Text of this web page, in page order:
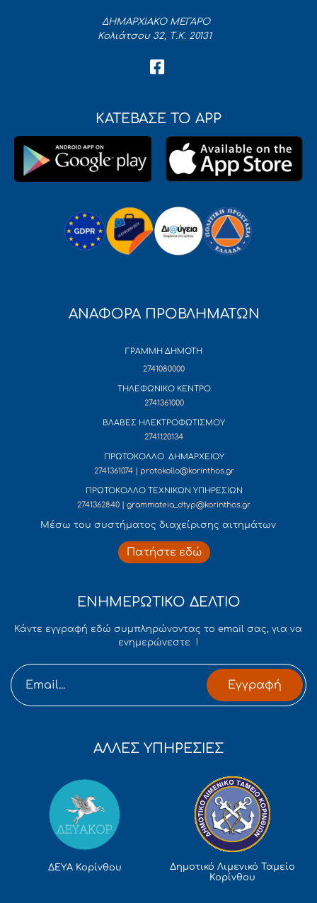
ΔΗΜΑΡΧΙΑΚΟ ΜΕΓΑΡΟ
Κολιάτσου 32, Τ.Κ. 20131
ΚΑΤΕΒΑΣΕ ΤΟ APP
ΑΝΑΦΟΡΑ ΠΡΟΒΛΗΜΑΤΩΝ
ΓΡΑΜΜΗ ΔΗΜΟΤΗ
2741080000
ΤΗΛΕΦΩΝΙΚΟ ΚΕΝΤΡΟ
2741361000
ΒΛΑΒΕΣ ΗΛΕΚΤΡΟΦΩΤΙΣΜΟΥ
2741120134
ΠΡΩΤΟΚΟΛΛΟ ΔΗΜΑΡΧΕΙΟΥ
2741361074 | protokollo@korinthos.gr
ΠΡΩΤΟΚΟΛΛΟ ΤΕΧΝΙΚΩΝ ΥΠΗΡΕΣΙΩΝ
2741362840 | grammateia_dtyp@korinthos.gr
Mέσω του συστήματος διαχείρισης αιτημάτων
Πατήστε εδώ
ΕΝΗΜΕΡΩΤΙΚΟ ΔΕΛΤΙΟ
Κάντε εγγραφή εδώ συμπληρώνοντας το email σας, για να
ενημερώνεστε !
Εγγραφή
ΑΛΛΕΣ ΥΠΗΡΕΣΙΕΣ
ΔΕΥΑ Κορίνθου
Δημοτικό Λιμενικό Ταμείο
Κορίνθου